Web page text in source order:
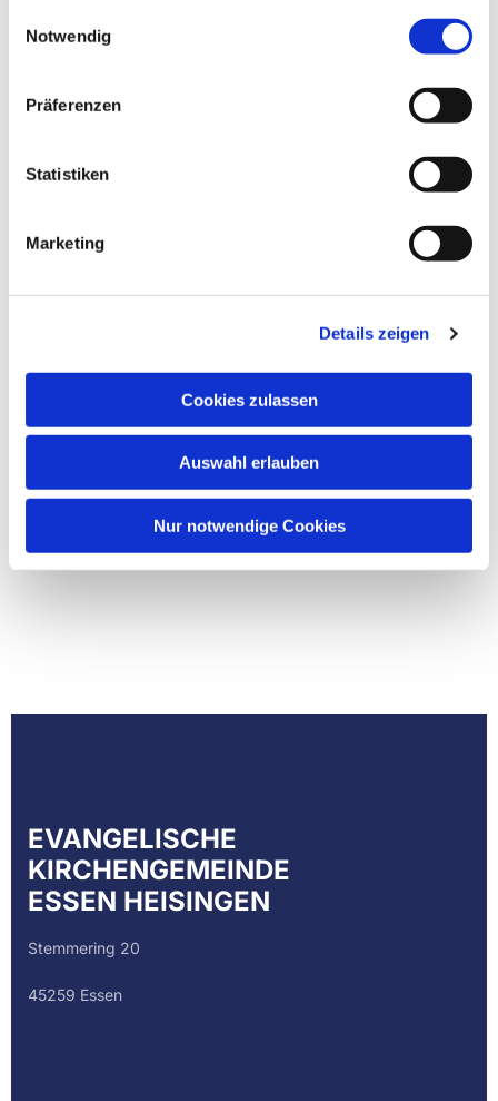
Notwendig
Präferenzen
Statistiken
Marketing
Details zeigen
Cookies zulassen
Auswahl erlauben
Nur notwendige Cookies
EVANGELISCHE
KIRCHENGEMEINDE
ESSEN HEISINGEN
Stemmering 20
45259 Essen